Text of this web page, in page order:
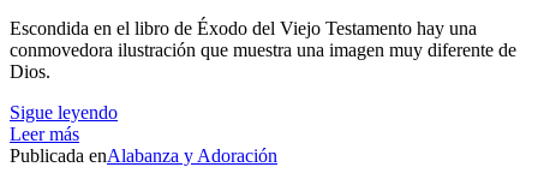
Escondida en el libro de Éxodo del Viejo Testamento hay una
conmovedora ilustración que muestra una imagen muy diferente de
Dios.
Sigue leyendo
Leer más
Publicada enAlabanza y Adoración